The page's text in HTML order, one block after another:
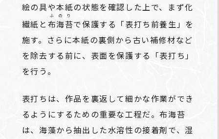
絵の具や本紙の状態を確認した上で、まず化
繊紙と 布海苔
ふのり
で保護する「表打ち前養生」を
施す。さらに本紙の裏側から古い補修材など
を除去する前に、表面を保護する「表打ち」
を行う。
表打ちは、作品を裏返して細かな作業ができ
るようにするための重要な工程だ。布海苔
は、海藻から抽出した水溶性の接着剤で、湿